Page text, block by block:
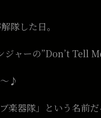
隊した日。
ジャーの”Don’t Tell
♪
楽器隊」という名前だ